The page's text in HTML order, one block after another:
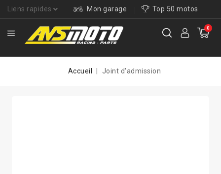
Liens rapides Mon garage Top 50 motos
0
Accueil Joint d'admission